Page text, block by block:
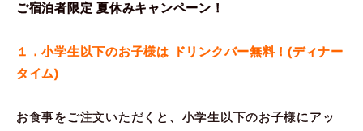
ご宿泊者限定 夏休みキャンペーン！
１．小学生以下のお子様は ドリンクバー無料！(ディナー
タイム)
お食事をご注文いただくと、小学生以下のお子様にアッ